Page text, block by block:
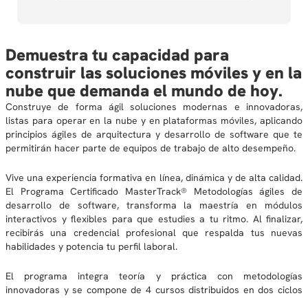
Demuestra tu capacidad para
construir las soluciones móviles y en la
nube que demanda el mundo de hoy.
Construye de forma ágil soluciones modernas e innovadoras,
listas para operar en la nube y en plataformas móviles, aplicando
principios ágiles de arquitectura y desarrollo de software que te
permitirán hacer parte de equipos de trabajo de alto desempeño.
Vive una experiencia formativa en línea, dinámica y de alta calidad.
El Programa Certificado MasterTrack® Metodologías ágiles de
desarrollo de software, transforma la maestría en módulos
interactivos y flexibles para que estudies a tu ritmo. Al finalizar,
recibirás una credencial profesional que respalda tus nuevas
habilidades y potencia tu perfil laboral.
El programa integra teoría y práctica con metodologías
innovadoras y se compone de 4 cursos distribuidos en dos ciclos